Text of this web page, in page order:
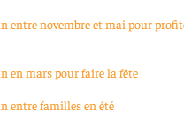
entre novembre et mai pour
en mars pour faire la fête
entre familles en été